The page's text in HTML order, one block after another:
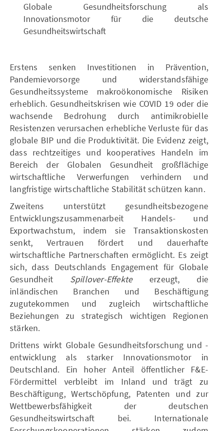
Globale Gesundheitsforschung als
Innovationsmotor für die deutsche
Gesundheitswirtschaft
Erstens senken Investitionen in Prävention,
Pandemievorsorge und widerstandsfähige
Gesundheitssysteme makroökonomische Risiken
erheblich. Gesundheitskrisen wie COVID 19 oder die
wachsende Bedrohung durch antimikrobielle
Resistenzen verursachen erhebliche Verluste für das
globale BIP und die Produktivität. Die Evidenz zeigt,
dass rechtzeitiges und kooperatives Handeln im
Bereich der Globalen Gesundheit großflächige
wirtschaftliche Verwerfungen verhindern und
langfristige wirtschaftliche Stabilität schützen kann.
Zweitens unterstützt gesundheitsbezogene
Entwicklungszusammenarbeit Handels- und
Exportwachstum, indem sie Transaktionskosten
senkt, Vertrauen fördert und dauerhafte
wirtschaftliche Partnerschaften ermöglicht. Es zeigt
sich, dass Deutschlands Engagement für Globale
Gesundheit Spillover-Effekteerzeugt, die
inländischen Branchen und Beschäftigung
zugutekommen und zugleich wirtschaftliche
Beziehungen zu strategisch wichtigen Regionen
stärken.
Drittens wirkt Globale Gesundheitsforschung und -
entwicklung als starker Innovationsmotor in
Deutschland. Ein hoher Anteil öffentlicher F&E-
Fördermittel verbleibt im Inland und trägt zu
Beschäftigung, Wertschöpfung, Patenten und zur
Wettbewerbsfähigkeit der deutschen
Gesundheitswirtschaft bei. Internationale